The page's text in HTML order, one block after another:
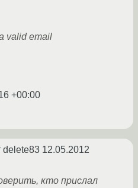
valid email
+00:00
delete83 12.05.2012
кто прислал